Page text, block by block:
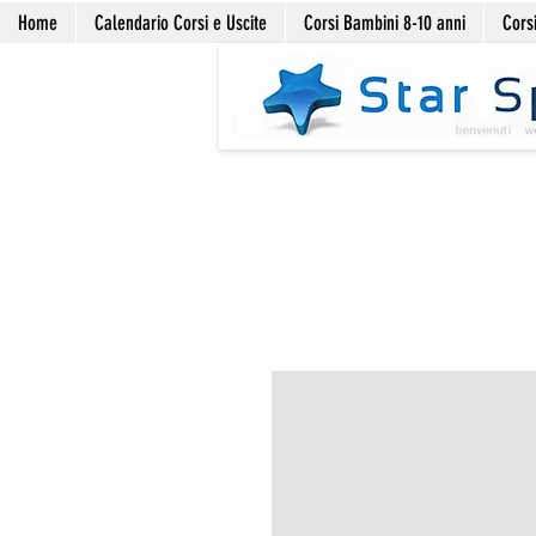
Home Calendario Corsi e Uscite Corsi Bambini 8-10 anni